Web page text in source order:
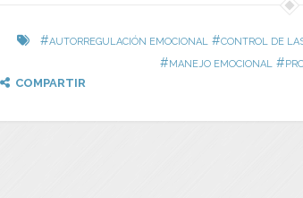
#AUTORREGULACIÓN EMOCIONAL #CONTROL DE
#MANEJO EMOCIONAL #
COMPARTIR